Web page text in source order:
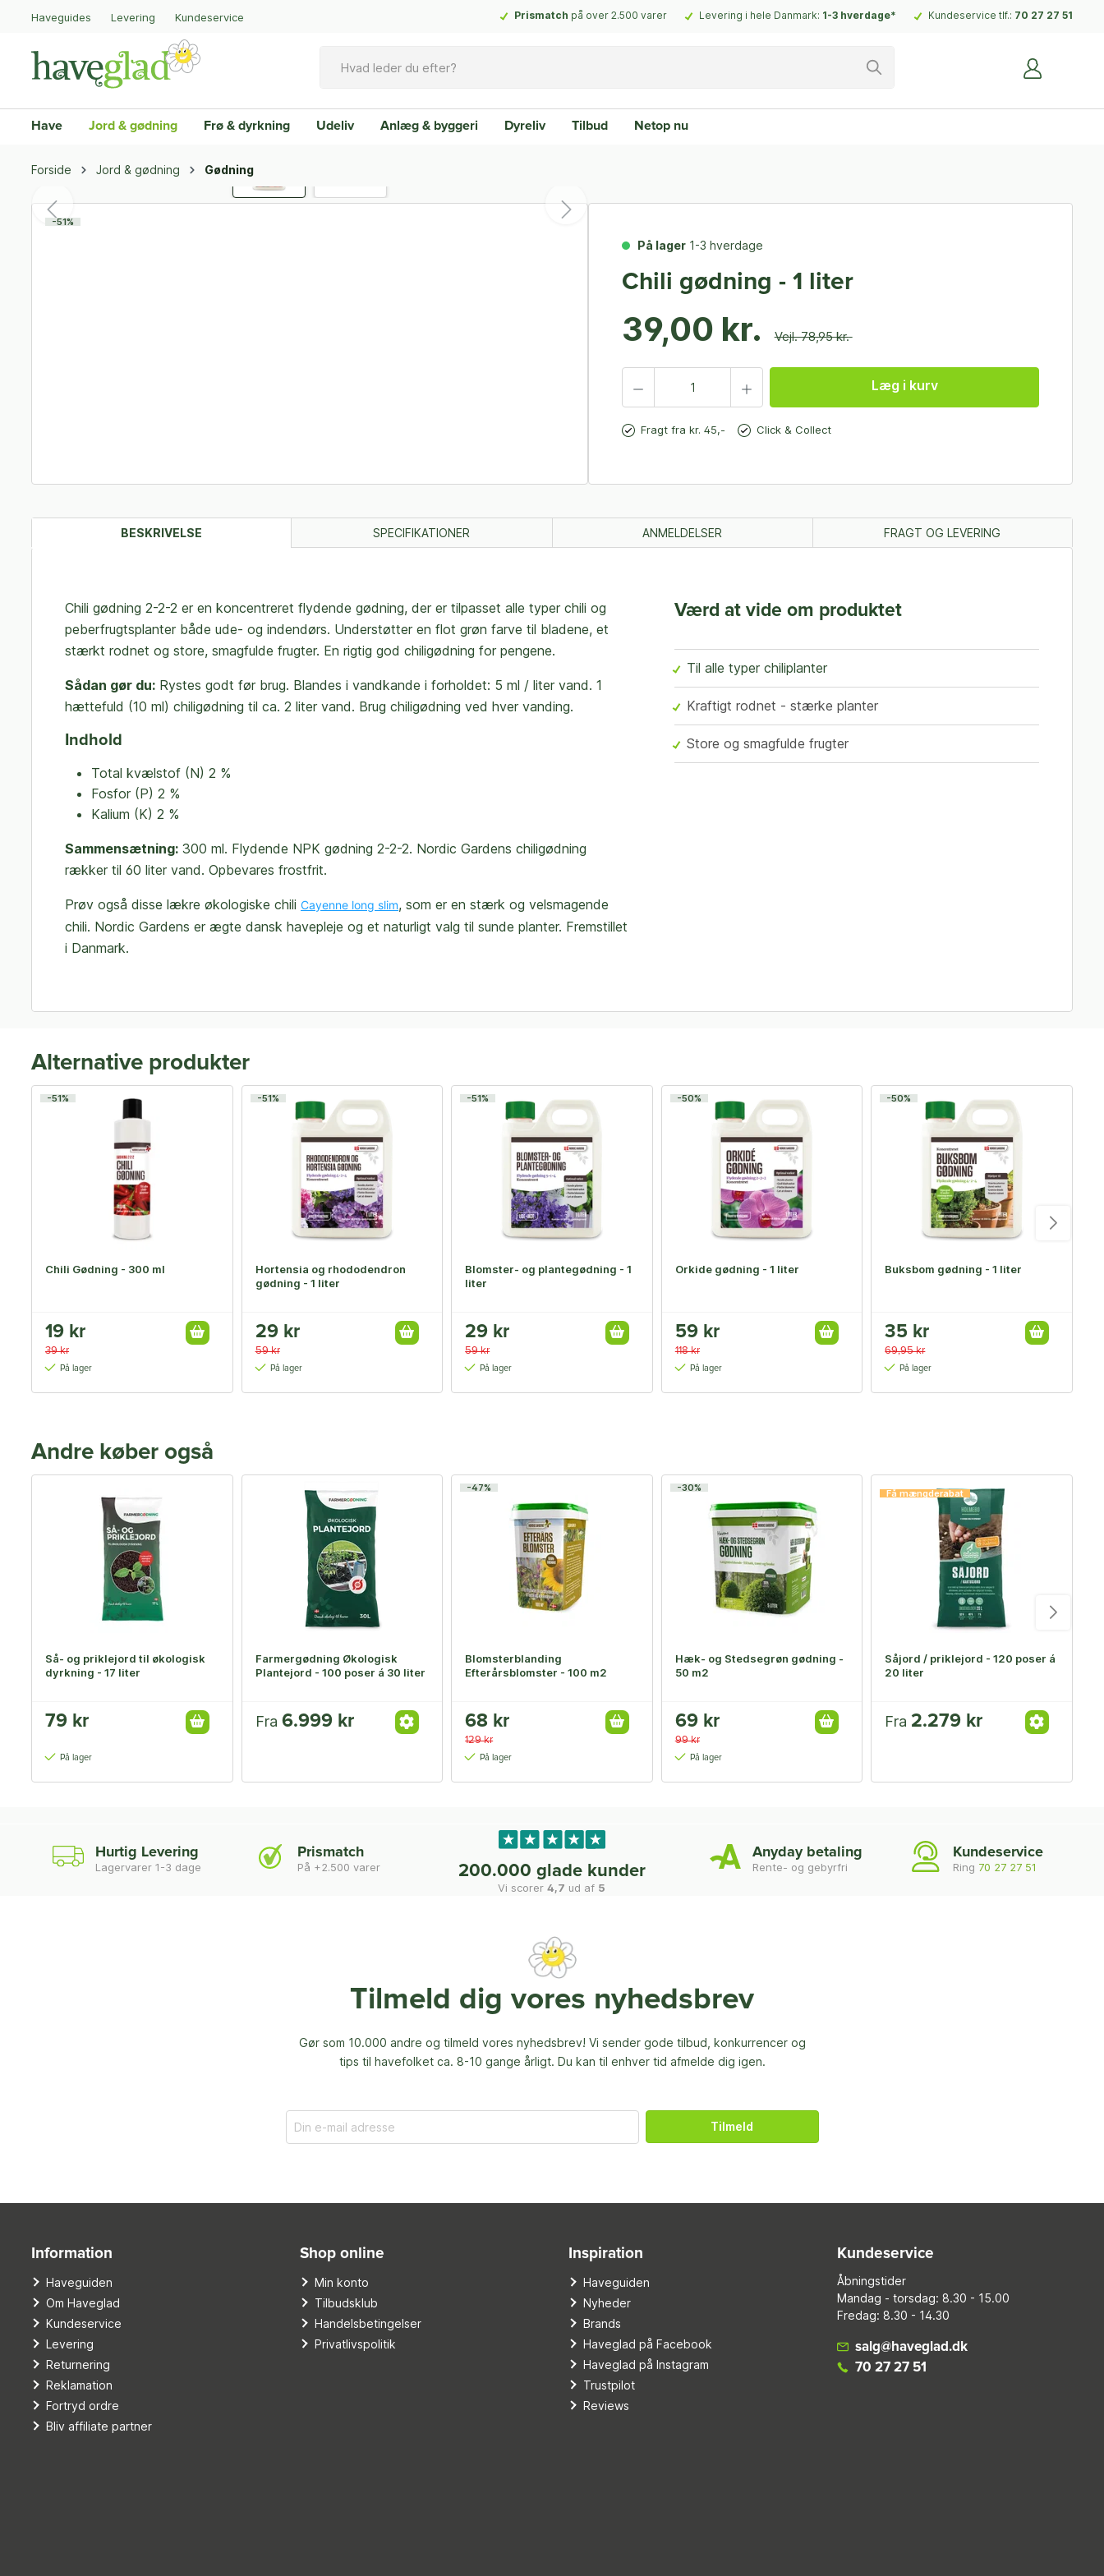
Haveguides Levering Kundeservice Prismatch på over 2.500 varer Levering i hele Danmark: 1-3 hverdage* Kundeservice tlf.: 70 27 27 51
Have Jord & gødning Frø & dyrkning Udeliv Anlæg & byggeri Dyreliv Tilbud Netop nu
Forside Jord & gødning Gødning
-51%
På lager 1-3 hverdage
Chili gødning - 1 liter
39,00 kr. Vejl. 78,95 kr.
Læg i kurv
Fragt fra kr. 45,- Click & Collect
BESKRIVELSE SPECIFIKATIONER ANMELDELSER FRAGT OG LEVERING
Chili gødning 2-2-2 er en koncentreret flydende gødning, der er tilpasset alle typer chili og
peberfrugtsplanter både ude- og indendørs. Understøtter en flot grøn farve til bladene, et
stærkt rodnet og store, smagfulde frugter. En rigtig god chiligødning for pengene.
Sådan gør du: Rystes godt før brug. Blandes i vandkande i forholdet: 5 ml / liter vand. 1
hættefuld (10 ml) chiligødning til ca. 2 liter vand. Brug chiligødning ved hver vanding.
Indhold
Total kvælstof (N) 2 %
Fosfor (P) 2 %
Kalium (K) 2 %
Sammensætning: 300 ml. Flydende NPK gødning 2-2-2. Nordic Gardens chiligødning
rækker til 60 liter vand. Opbevares frostfrit.
Prøv også disse lækre økologiske chili Cayenne long slim, som er en stærk og velsmagende
chili. Nordic Gardens er ægte dansk havepleje og et naturligt valg til sunde planter. Fremstillet
i Danmark.
Værd at vide om produktet
Til alle typer chiliplanter
Kraftigt rodnet - stærke planter
Store og smagfulde frugter
Alternative produkter
-51%
Chili Gødning - 300 ml
19 kr
39 kr
På lager
-51%
Hortensia og rhododendron
gødning - 1 liter
29 kr
59 kr
På lager
-51%
Blomster- og plantegødning - 1
liter
29 kr
59 kr
På lager
-50%
Orkide gødning - 1 liter
59 kr
118 kr
På lager
-50%
Buksbom gødning - 1 liter
35 kr
69,95 kr
På lager
Andre køber også
Så- og priklejord til økologisk
dyrkning - 17 liter
79 kr
På lager
Farmergødning Økologisk
Plantejord - 100 poser á 30 liter
Fra 6.999 kr
-47%
Blomsterblanding
Efterårsblomster - 100 m2
68 kr
129 kr
På lager
-30%
Hæk- og Stedsegrøn gødning -
50 m2
69 kr
99 kr
På lager
Få mængderabat
Såjord / priklejord - 120 poser á
20 liter
Fra 2.279 kr
Hurtig Levering
Lagervarer 1-3 dage
Prismatch
På +2.500 varer 200.000 glade kunder
Vi scorer4,7 ud af 5
Anyday betaling
Rente- og gebyrfri
Kundeservice
Ring 70 27 27 51
Tilmeld dig vores nyhedsbrev
Gør som 10.000 andre og tilmeld vores nyhedsbrev! Vi sender gode tilbud, konkurrencer og
tips til havefolket ca. 8-10 gange årligt. Du kan til enhver tid afmelde dig igen.
Tilmeld
Information
Haveguiden
Om Haveglad
Kundeservice
Levering
Returnering
Reklamation
Fortryd ordre
Bliv affiliate partner
Shop online
Min konto
Tilbudsklub
Handelsbetingelser
Privatlivspolitik
Inspiration
Haveguiden
Nyheder
Brands
Haveglad på Facebook
Haveglad på Instagram
Trustpilot
Reviews
Kundeservice
Åbningstider
Mandag - torsdag: 8.30 - 15.00
Fredag: 8.30 - 14.30
salg@haveglad.dk
70 27 27 51